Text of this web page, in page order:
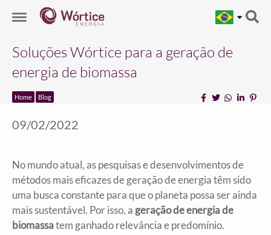
Soluções Wórtice para a geração de
energia de biomassa
Home Blog
09/02/2022
No mundo atual, as pesquisas e desenvolvimentos de
métodos mais eficazes de geração de energia têm sido
uma busca constante para que o planeta possa ser ainda
mais sustentável. Por isso, a geração de energia de
biomassatem ganhado relevância e predomínio.